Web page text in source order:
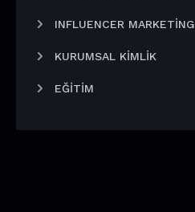
INFLUENCER MARKETING
KURUMSAL KIMLIK
EĞITIM